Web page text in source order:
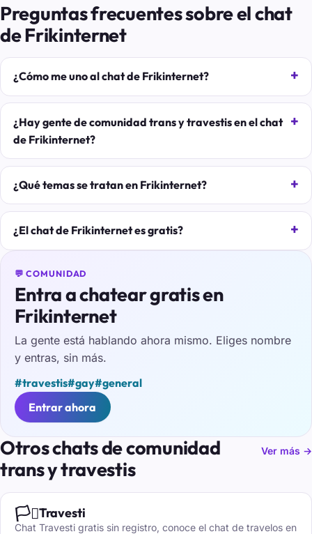
Preguntas frecuentes sobre el chat
de Frikinternet
¿Cómo me uno al chat de Frikinternet?
¿Hay gente de comunidad trans y travestis en el chat
de Frikinternet?
¿Qué temas se tratan en Frikinternet?
¿El chat de Frikinternet es gratis?
💬 COMUNIDAD
Entra a chatear gratis en
Frikinternet
La gente está hablando ahora mismo. Eliges nombre
y entras, sin más.
#travestis#gay#general
Entrar ahora
Otros chats de comunidad
trans y travestis
Ver más →
🏳️‍⚧️Travesti
Chat Travesti gratis sin registro, conoce el chat de travelos en